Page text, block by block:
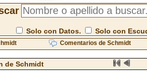
Solo con Datos. Solo con
Comentarios de Schmidt
de Schmidt